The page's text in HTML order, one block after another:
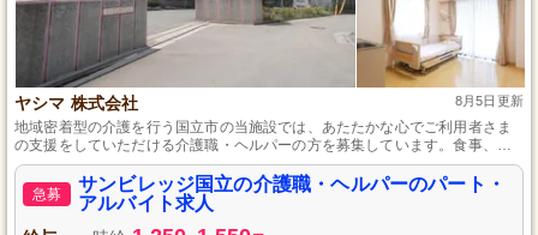
ヤシマ 株式会社 8月5日更新
地域密着型の介護を行う国立市の当施設では、あたたかな心でご利用者さま
の支援をしていただける介護職・ヘルパーの方を募集しています。食事、入
浴、排泄介助のほか、レクリエーション活動の支援など、多岐にわたる業務
に挑戦でき、正社員への道も開かれています。勤務時間や曜日は柔軟に調整
可能で、子育て中の方も安心して働ける環境を整えています。
急募
サンビレッジ国立の介護職・ヘルパーのパート・
アルバイト求人